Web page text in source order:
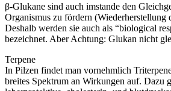
β-Glukane sind auch imstande den
Organismus zu fördern (Wiederherstellung
Deshalb werden sie auch als “biological
bezeichnet. Aber Achtung: Glukan nicht
Terpene
In Pilzen findet man vornehmlich
breites Spektrum an Wirkungen auf. Dazu